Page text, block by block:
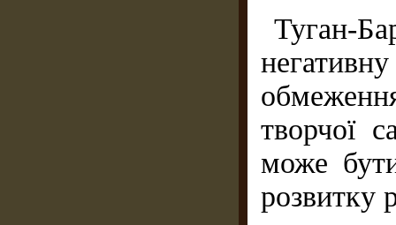
Туган-
творчої
може
розвитку